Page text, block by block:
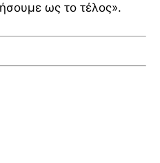
ως το τέλος».